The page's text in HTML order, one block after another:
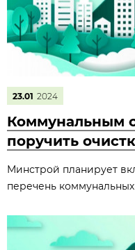
23.01 2024
Коммунальным
поручить
Минстрой планирует
перечень коммунальных